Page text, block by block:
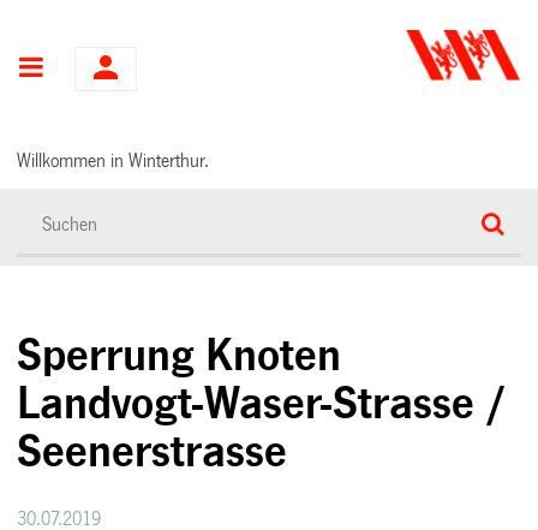
Hauptnavigation
Willkommen in Winterthur.
Sperrung Knoten
Landvogt-Waser-Strasse /
Seenerstrasse
30.07.2019